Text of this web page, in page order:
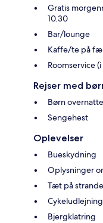
Gratis
10.30
Bar/lounge
Kaffe/te på
Roomservice
Rejser med
Børn
Sengehest
Oplevelser
Bueskydning
Oplysninger
Tæt på
Cykeludlejning
Bjergklatring